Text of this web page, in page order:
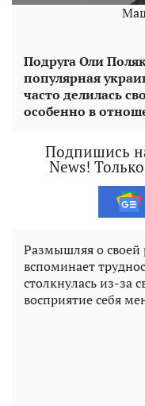
Подруга Оли
популярная
часто делилась
особенно в
Подпишись
News!
Размышляя о своей
вспоминает
столкнулась из-за
восприятие себя